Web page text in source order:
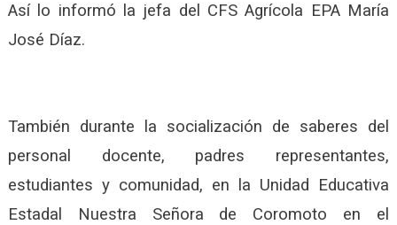
Así lo informó la jefa del CFS Agrícola EPA María
José Díaz.
También durante la socialización de saberes del
personal docente, padres representantes,
estudiantes y comunidad, en la Unidad Educativa
Estadal Nuestra Señora de Coromoto en el